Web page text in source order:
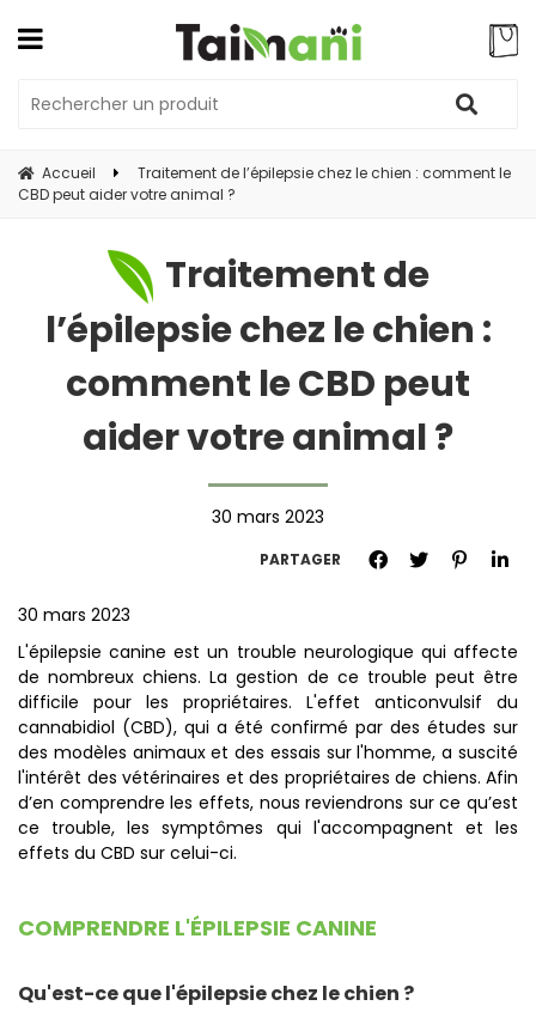
Accueil
Traitement de l’épilepsie chez le chien : comment le
CBD peut aider votre animal ?
Traitement de
l’épilepsie chez le chien :
comment le CBD peut
aider votre animal ?
30 mars 2023
PARTAGER
30 mars 2023
L'épilepsie canine est un trouble neurologique qui affecte
de nombreux chiens. La gestion de ce trouble peut être
difficile pour les propriétaires. L'effet anticonvulsif du
cannabidiol (CBD), qui a été confirmé par des études sur
des modèles animaux et des essais sur l'homme, a suscité
l'intérêt des vétérinaires et des propriétaires de chiens. Afin
d’en comprendre les effets, nous reviendrons sur ce qu’est
ce trouble, les symptômes qui l'accompagnent et les
effets du CBD sur celui-ci.
COMPRENDRE L'ÉPILEPSIE CANINE
Qu'est-ce que l'épilepsie chez le chien ?